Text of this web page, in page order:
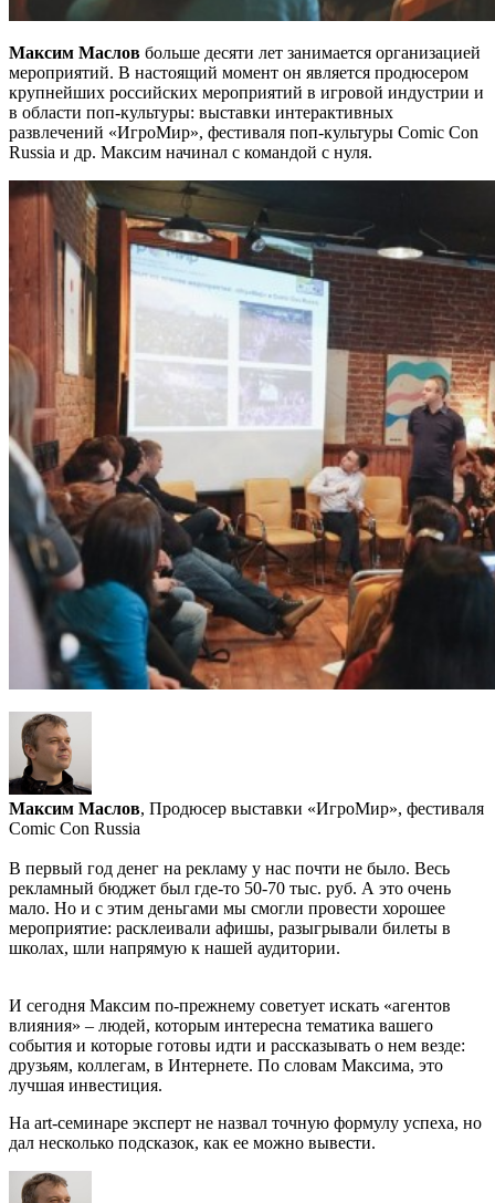
Максим Маслов больше десяти лет занимается организацией
мероприятий. В настоящий момент он является продюсером
крупнейших российских мероприятий в игровой индустрии и
в области поп-культуры: выставки интерактивных
развлечений «ИгроМир», фестиваля поп-культуры Comic Con
Russia и др. Максим начинал с командой с нуля.
Максим Маслов, Продюсер выставки «ИгроМир», фестиваля
Comic Con Russia
В первый год денег на рекламу у нас почти не было. Весь
рекламный бюджет был где-то 50-70 тыс. руб. А это очень
мало. Но и с этим деньгами мы смогли провести хорошее
мероприятие: расклеивали афишы, разыгрывали билеты в
школах, шли напрямую к нашей аудитории.
И сегодня Максим по-прежнему советует искать «агентов
влияния» – людей, которым интересна тематика вашего
события и которые готовы идти и рассказывать о нем везде:
друзьям, коллегам, в Интернете. По словам Максима, это
лучшая инвестиция.
На art-семинаре эксперт не назвал точную формулу успеха, но
дал несколько подсказок, как ее можно вывести.